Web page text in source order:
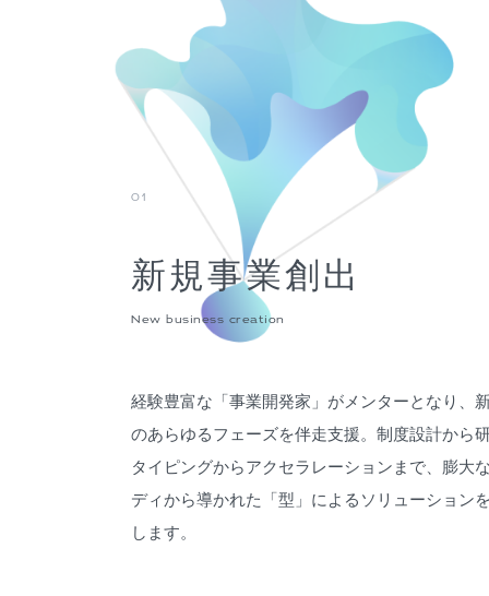
01
新規事業創出
New business creation
経験豊富な「事業開発家」がメンターとなり、
のあらゆるフェーズを伴走支援。制度設計から
タイピングからアクセラレーションまで、膨大
ディから導かれた「型」によるソリューション
します。